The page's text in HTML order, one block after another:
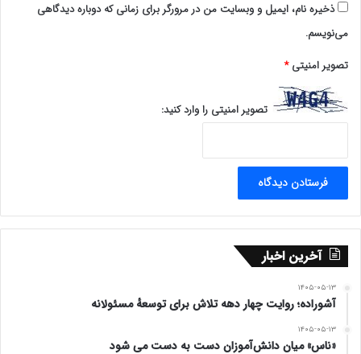
ذخیره نام، ایمیل و وبسایت من در مرورگر برای زمانی که دوباره دیدگاهی
می‌نویسم.
تصویر امنیتی*
تصویر امنیتی را وارد کنید:
آخرین اخبار
۱۴۰۵-۰۵-۱۳
آشوراده؛ روایت چهار دهه تلاش برای توسعهٔ مسئولانه
۱۴۰۵-۰۵-۱۳
«ناس» میان دانش‌آموزان دست به دست می شود